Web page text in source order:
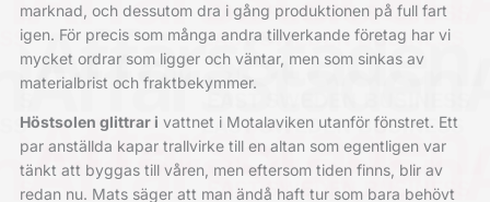
marknad, och dessutom dra i gång produktionen på full fart
igen. För precis som många andra tillverkande företag har vi
mycket ordrar som ligger och väntar, men som sinkas av
materialbrist och fraktbekymmer.
Höstsolen glittrar i vattnet i Motalaviken utanför fönstret. Ett
par anställda kapar trallvirke till en altan som egentligen var
tänkt att byggas till våren, men eftersom tiden finns, blir av
redan nu. Mats säger att man ändå haft tur som bara behövt